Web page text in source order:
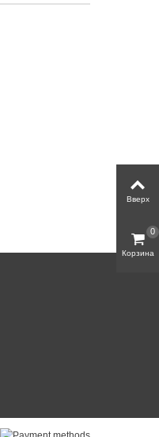
Вверх
Корзина
0